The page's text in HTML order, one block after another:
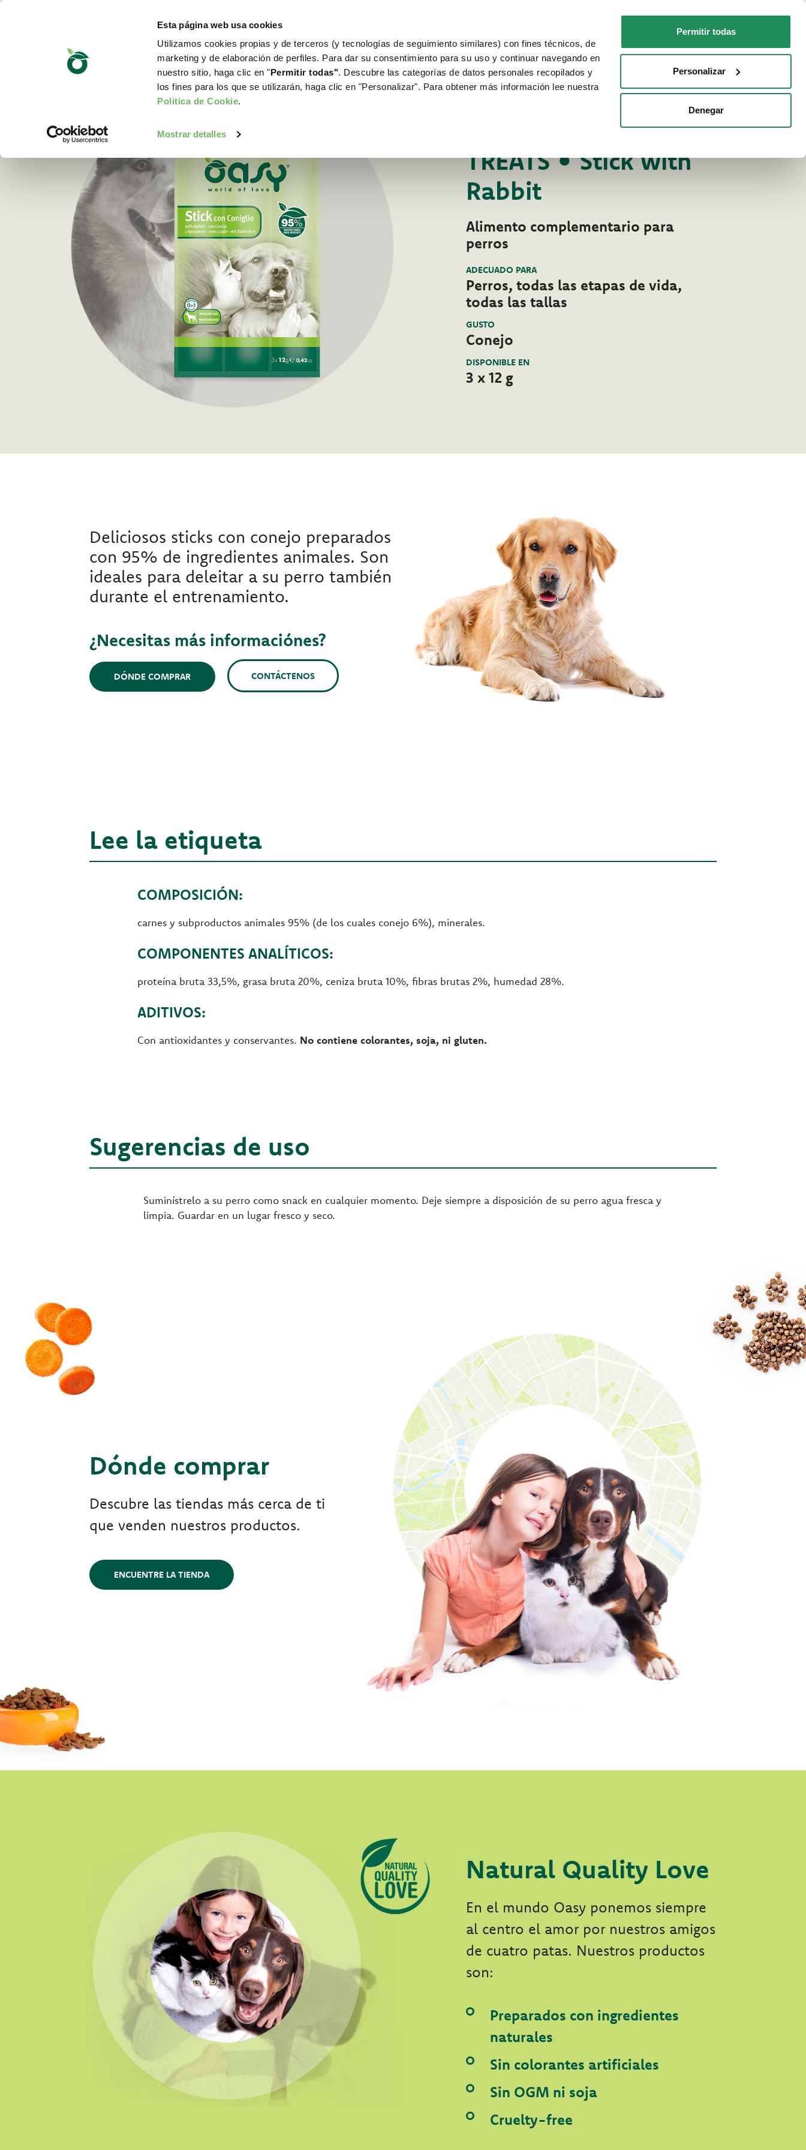
Esta página web usa cookies
Utilizamos cookies propias y de terceros (y tecnologías de seguimiento similares) con fines técnicos, de
marketing y de elaboración de perfiles. Para dar su consentimiento para su uso y continuar navegando en
nuestro sitio, haga clic en "Permitir todas". Descubre las categorías de datos personales recopilados y
los fines para los que se utilizarán, haga clic en "Personalizar". Para obtener más información lee nuestra
Politica de Cookie.
Mostrar detalles
Permitir todas
Personalizar
Denegar
Contactos ES
WORLD OF LOVE PARA TU PERRO PARA TU GATO DÓNDE COMPRAR
TREATS • Stick with
Rabbit
Alimento complementario para
perros
ADECUADO PARA
Perros, todas las etapas de vida,
todas las tallas
GUSTO
Conejo
DISPONIBLE EN
3 x 12 g
Deliciosos sticks con conejo preparados
con 95% de ingredientes animales. Son
ideales para deleitar a su perro también
durante el entrenamiento.
¿Necesitas más informaciónes?
DÓNDE COMPRAR CONTÁCTENOS
Lee la etiqueta
COMPOSICIÓN:
carnes y subproductos animales 95% (de los cuales conejo 6%), minerales.
COMPONENTES ANALÍTICOS:
proteína bruta 33,5%, grasa bruta 20%, ceniza bruta 10%, fibras brutas 2%, humedad 28%.
ADITIVOS:
Con antioxidantes y conservantes. No contiene colorantes, soja, ni gluten.
Sugerencias de uso
Suminístrelo a su perro como snack en cualquier momento. Deje siempre a disposición de su perro agua fresca y
limpia. Guardar en un lugar fresco y seco.
Dónde comprar
Descubre las tiendas más cerca de ti
que venden nuestros productos.
ENCUENTRE LA TIENDA
Natural Quality Love
En el mundo Oasy ponemos siempre
al centro el amor por nuestros amigos
de cuatro patas. Nuestros productos
son:
Preparados con ingredientes
naturales
Sin colorantes artificiales
Sin OGM ni soja
Cruelty-free